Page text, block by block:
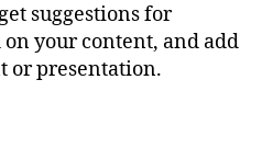
suggestions for
your content, and add
or presentation.